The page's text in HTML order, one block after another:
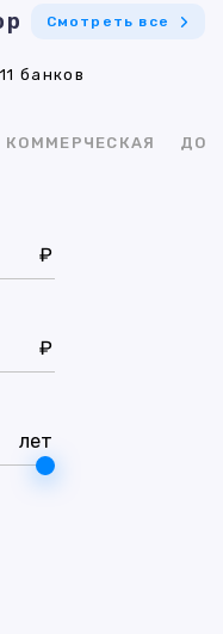
Смотреть все
банков
КОММЕРЧЕСКАЯ ДОМ
₽
₽
лет